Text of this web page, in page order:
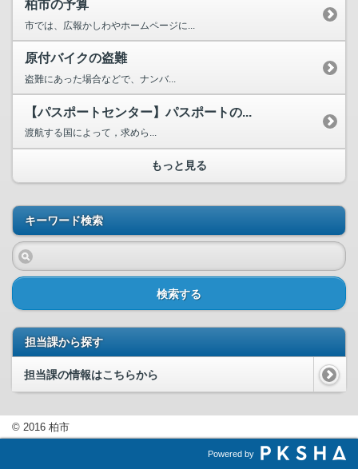
柏市の予算
市では、広報かしわやホームページに...
原付バイクの盗難
盗難にあった場合などで、ナンバ...
【パスポートセンター】パスポートの...
渡航する国によって，求めら...
もっと見る
キーワード検索
検索する
担当課から探す
担当課の情報はこちらから
© 2016 柏市
Powered by